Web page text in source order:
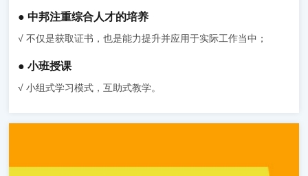
● 中邦注重综合人才的培养
√ 不仅是获取证书，也是能力提升并应用于实际工作当中；
● 小班授课
√ 小组式学习模式，互助式教学。